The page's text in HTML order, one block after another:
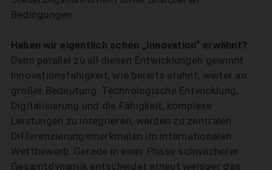
Bedingungen.
Haben wir eigentlich schon ­„Innovation“ erwähnt?
Denn parallel zu all diesen Entwicklungen gewinnt
Innovationsfähigkeit, wie bereits erahnt, weiter an
großer Bedeutung. Technologische Entwicklung,
Digitalisierung und die Fähigkeit, komplexe
Leistungen zu integrieren, werden zu zentralen
Differenzierungsmerkmalen im internationalen
Wettbewerb. Gerade in einer Phase schwächerer
Gesamtdynamik entscheidet erneut weniger das